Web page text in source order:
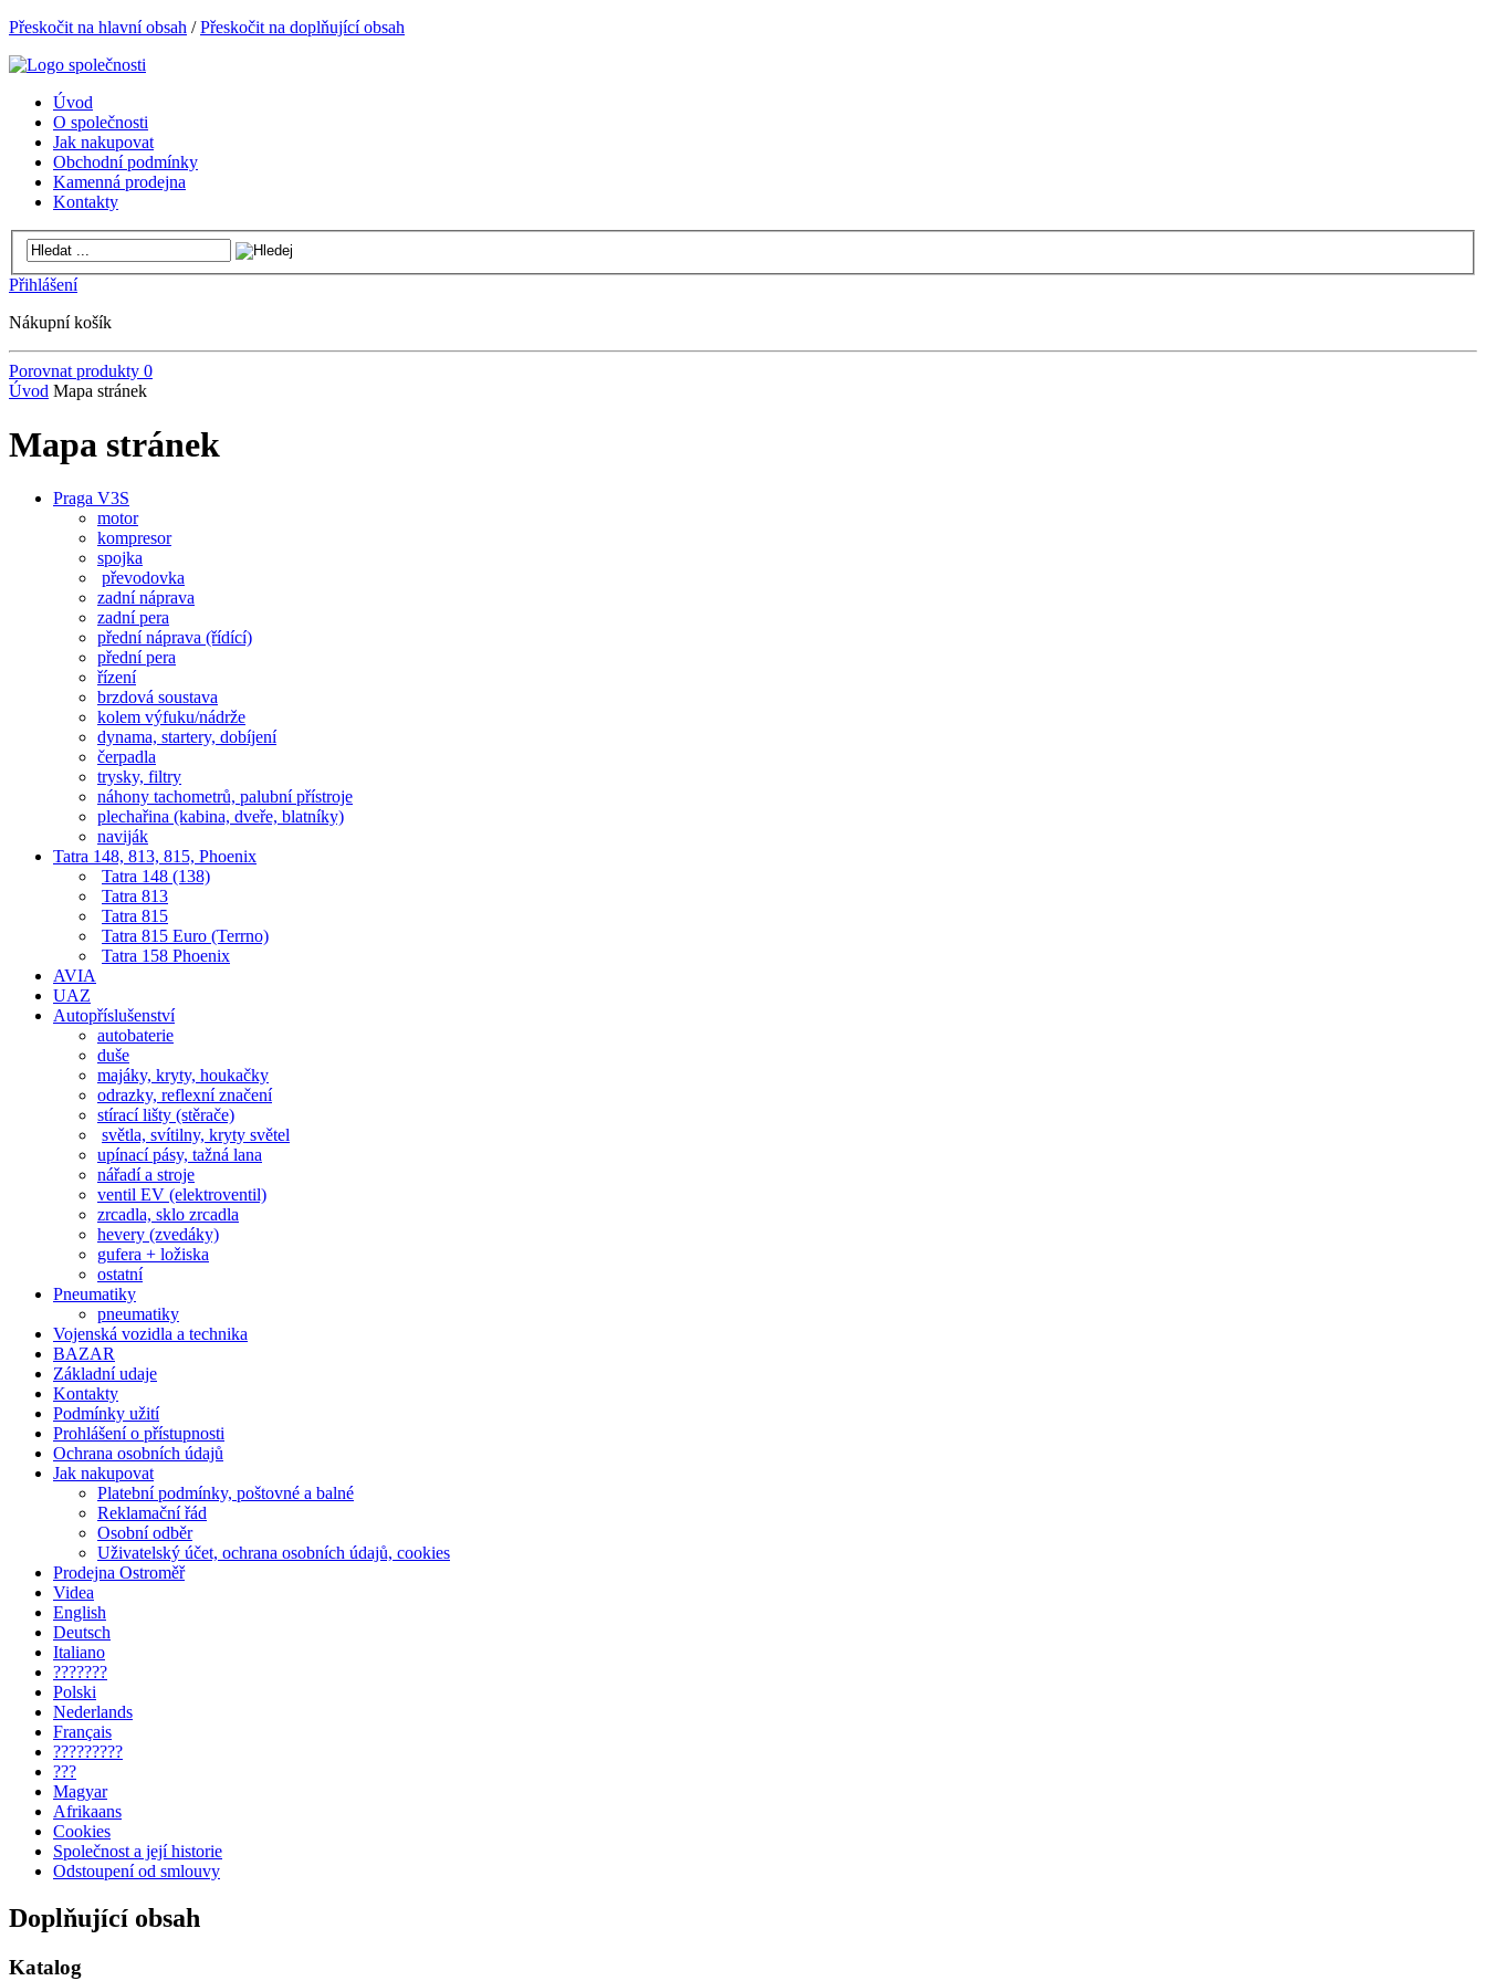
Přeskočit na hlavní obsah /Přeskočit na doplňující obsah
Úvod
O společnosti
Jak nakupovat
Obchodní podmínky
Kamenná prodejna
Kontakty
Přihlášení
Nákupní košík
Porovnat produkty 0
Úvod Mapa stránek
Mapa stránek
Praga V3S
motor
kompresor
spojka
převodovka
zadní náprava
zadní pera
přední náprava (řídící)
přední pera
řízení
brzdová soustava
kolem výfuku/nádrže
dynama, startery, dobíjení
čerpadla
trysky, filtry
náhony tachometrů, palubní přístroje
plechařina (kabina, dveře, blatníky)
naviják
Tatra 148, 813, 815, Phoenix
Tatra 148 (138)
Tatra 813
Tatra 815
Tatra 815 Euro (Terrno)
Tatra 158 Phoenix
AVIA
UAZ
Autopříslušenství
autobaterie
duše
majáky, kryty, houkačky
odrazky, reflexní značení
stírací lišty (stěrače)
světla, svítilny, kryty světel
upínací pásy, tažná lana
nářadí a stroje
ventil EV (elektroventil)
zrcadla, sklo zrcadla
hevery (zvedáky)
gufera + ložiska
ostatní
Pneumatiky
pneumatiky
Vojenská vozidla a technika
BAZAR
Základní udaje
Kontakty
Podmínky užití
Prohlášení o přístupnosti
Ochrana osobních údajů
Jak nakupovat
Platební podmínky, poštovné a balné
Reklamační řád
Osobní odběr
Uživatelský účet, ochrana osobních údajů, cookies
Prodejna Ostroměř
Videa
English
Deutsch
Italiano
???????
Polski
Nederlands
Français
?????????
???
Magyar
Afrikaans
Cookies
Společnost a její historie
Odstoupení od smlouvy
Doplňující obsah
Katalog